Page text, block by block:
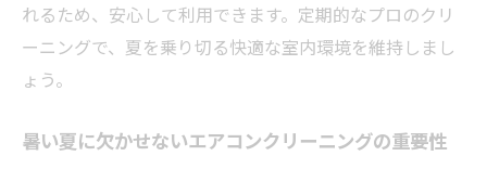
れるため、安心して利用できます。定期的なプロのクリ
ーニングで、夏を乗り切る快適な室内環境を維持しまし
ょう。
暑い夏に欠かせないエアコンクリーニングの重要性